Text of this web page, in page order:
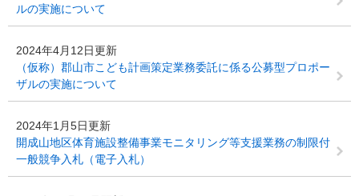
ルの実施について
2024年4月12日更新
（仮称）郡山市こども計画策定業務委託に係る公募型プロポー
ザルの実施について
2024年1月5日更新
開成山地区体育施設整備事業モニタリング等支援業務の制限付
一般競争入札（電子入札）